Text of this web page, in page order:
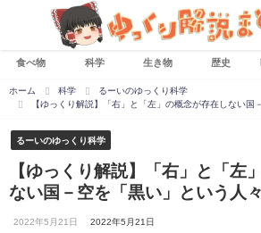
食べ物 科学 生き物 歴史
ホーム 科学
るーいのゆっくり科学
【ゆっくり解説】「右」と「左」の概念が存在しない国
るーいのゆっくり科学
【ゆっくり解説】「右」と「左
ない国－空を「黒い」という人
2022年5月21日 2022年5月21日